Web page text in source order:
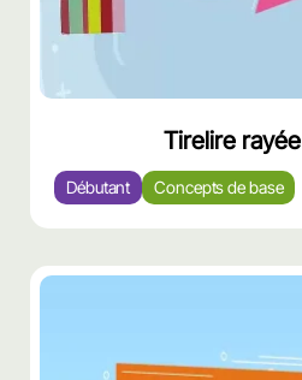
Tirelire rayée
Débutant Concepts de base
محتوى